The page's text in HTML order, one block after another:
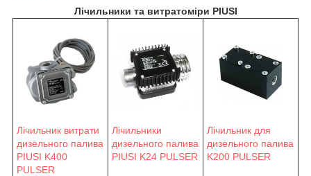
Лічильники та витратоміри PIUSI
Лічильник витрати
дизельного палива
PIUSI K400
PULSER
Лічильники
дизельного палива
PIUSI K24 PULSER
Лічильник для
дизельного палива
K200 PULSER